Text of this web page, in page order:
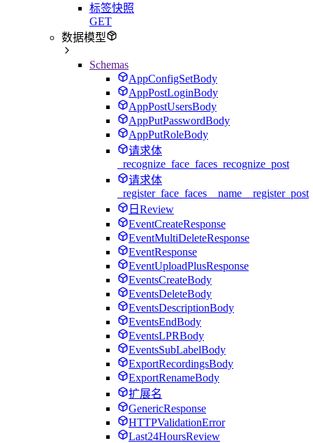
标签快照
GET
数据模型
Schemas
AppConfigSetBody
AppPostLoginBody
AppPostUsersBody
AppPutPasswordBody
AppPutRoleBody
请求体
_recognize_face_faces_recognize_post
请求体
_register_face_faces__name__register_post
日Review
EventCreateResponse
EventMultiDeleteResponse
EventResponse
EventUploadPlusResponse
EventsCreateBody
EventsDeleteBody
EventsDescriptionBody
EventsEndBody
EventsLPRBody
EventsSubLabelBody
ExportRecordingsBody
ExportRenameBody
扩展名
GenericResponse
HTTPValidationError
Last24HoursReview